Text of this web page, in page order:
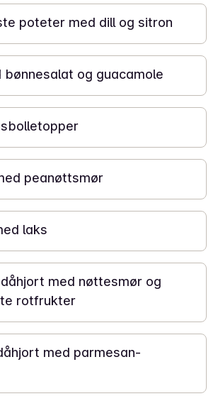
poteter med dill og sitron
bønnesalat og guacamole
peanøttsmør
laks
med nøttesmør og
rotfrukter
med parmesan-